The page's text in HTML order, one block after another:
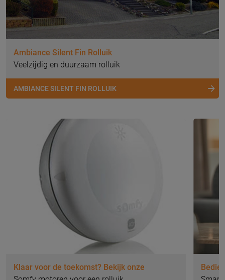
Ambiance Silent Fin Rolluik
Veelzijdig en duurzaam rolluik
AMBIANCE SILENT FIN ROLLUIK
Klaar voor de toekomst? Bekijk onze